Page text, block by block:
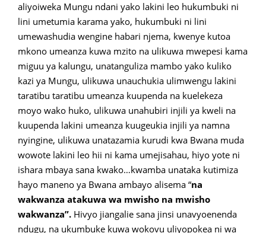
aliyoiweka Mungu ndani yako lakini leo hukumbuki ni
lini umetumia karama yako, hukumbuki ni lini
umewashudia wengine habari njema, kwenye kutoa
mkono umeanza kuwa mzito na ulikuwa mwepesi kama
miguu ya kalungu, unatanguliza mambo yako kuliko
kazi ya Mungu, ulikuwa unauchukia ulimwengu lakini
taratibu taratibu umeanza kuupenda na kuelekeza
moyo wako huko, ulikuwa unahubiri injili ya kweli na
kuupenda lakini umeanza kuugeukia injili ya namna
nyingine, ulikuwa unatazamia kurudi kwa Bwana muda
wowote lakini leo hii ni kama umejisahau, hiyo yote ni
ishara mbaya sana kwako…kwamba unataka kutimiza
hayo maneno ya Bwana ambayo alisema “na
wakwanza atakuwa wa mwisho na mwisho
wakwanza”. Hivyo jiangalie sana jinsi unavyoenenda
ndugu, na ukumbuke kuwa wokovu uliyopokea ni wa